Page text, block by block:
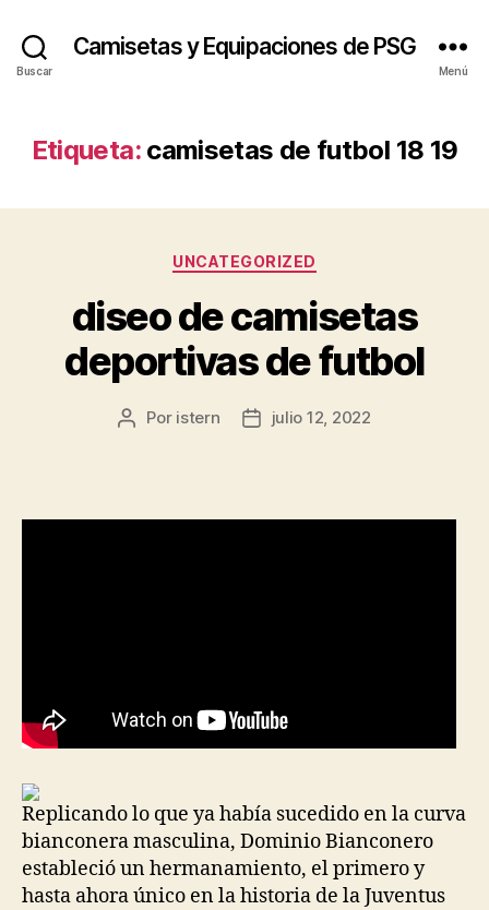
Buscar
Camisetas y Equipaciones de PSG
Menú
Etiqueta: camisetas de futbol 18 19
Categorías
UNCATEGORIZED
diseo de camisetas
deportivas de futbol
Autor
Por istern
Fechajulio 12, 2022
Replicando lo que ya había sucedido en la curva
bianconera masculina, Dominio Bianconero
estableció un hermanamiento, el primero y
hasta ahora único en la historia de la Juventus